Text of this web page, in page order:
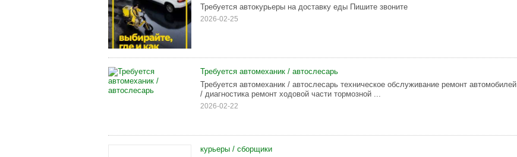
Требуется автокурьеры на доставку еды Пишите звоните
2026-02-25
Требуется автомеханик / автослесарь
Требуется автомеханик / автослесарь техническое обслуживание ремонт автомобилей
/ диагностика ремонт ходовой части тормозной ...
2026-02-22
курьеры / сборщики